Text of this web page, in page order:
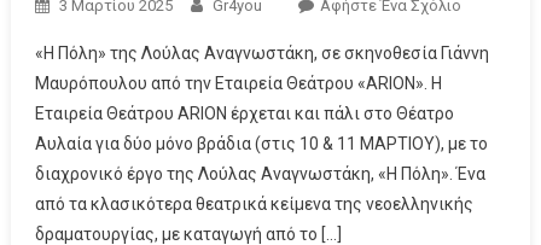
3 Μαρτίου 2025 Gr4you Αφήστε Ένα Σχόλιο
«Η Πόλη» της Λούλας Αναγνωστάκη, σε σκηνοθεσία Γιάννη
Μαυρόπουλου από την Εταιρεία Θεάτρου «ARION». Η
Εταιρεία Θεάτρου ARION έρχεται και πάλι στο Θέατρο
Αυλαία για δύο μόνο βράδια (στις 10 & 11 ΜΑΡΤΙΟΥ), με το
διαχρονικό έργο της Λούλας Αναγνωστάκη, «Η Πόλη». Ένα
από τα κλασικότερα θεατρικά κείμενα της νεοελληνικής
δραματουργίας, με καταγωγή από το […]